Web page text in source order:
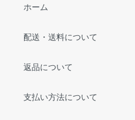
ホーム
配送・送料について
返品について
支払い方法について